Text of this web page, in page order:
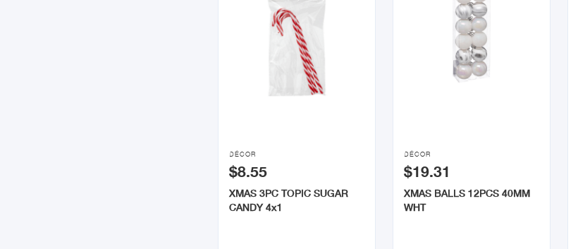

DÉCOR
$8.55
XMAS 3PC TOPIC SUGAR
CANDY 4x1

DÉCOR
$19.31
XMAS BALLS 12PCS 40MM
WHT